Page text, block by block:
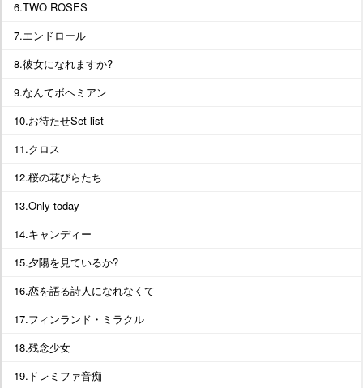
6.TWO ROSES
7.エンドロール
8.彼女になれますか?
9.なんてボヘミアン
10.お待たせSet list
11.クロス
12.桜の花びらたち
13.Only today
14.キャンディー
15.夕陽を見ているか?
16.恋を語る詩人になれなくて
17.フィンランド・ミラクル
18.残念少女
19.ドレミファ音痴